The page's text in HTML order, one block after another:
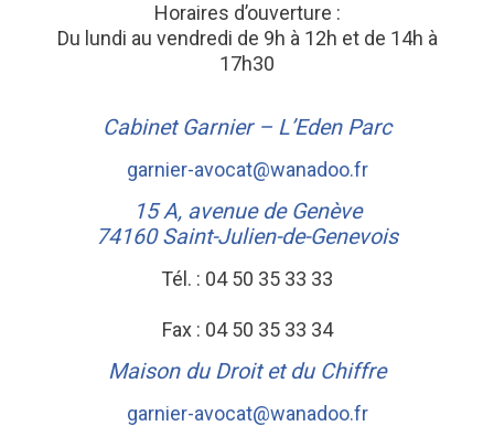
Horaires d’ouverture :
Du lundi au vendredi de 9h à 12h et de 14h à
17h30
Cabinet Garnier – L’Eden Parc
garnier-avocat@wanadoo.fr
15 A, avenue de Genève
74160 Saint-Julien-de-Genevois
Tél. : 04 50 35 33 33
Fax : 04 50 35 33 34
Maison du Droit et du Chiffre
garnier-avocat@wanadoo.fr